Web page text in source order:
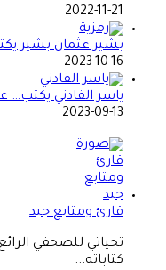
2022-11-21
بشير عثمان بشير يكتب… الــ50
2023-10-16
ياسر الفادني يكتب…
2023-09-13
قارئ ومتابع جيد
تحياتي للصحفي
كتاباته...